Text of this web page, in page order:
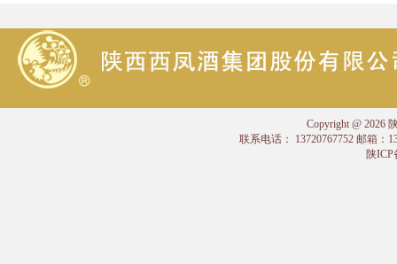
Copyright @ 2026
联系电话： 13720767752 邮箱：
陕ICP